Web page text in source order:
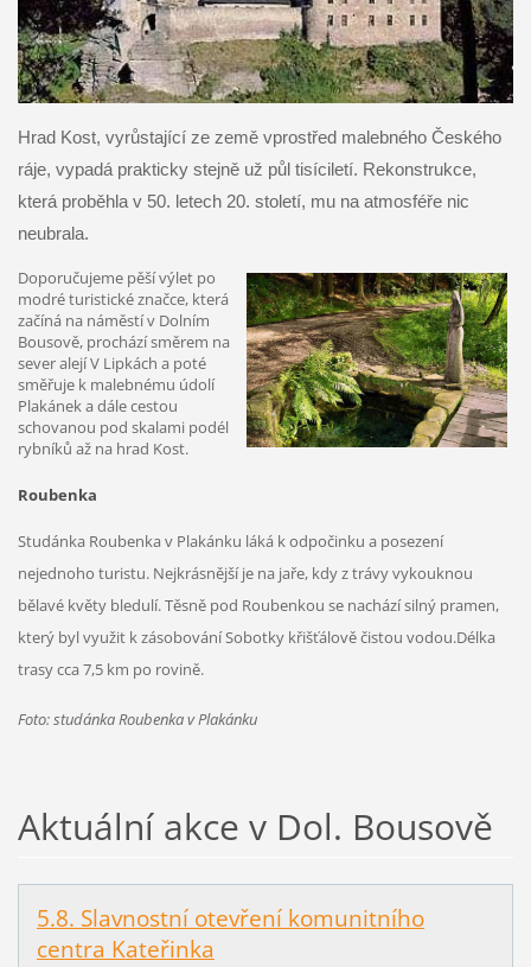
Hrad Kost, vyrůstající ze země vprostřed malebného Českého
ráje, vypadá prakticky stejně už půl tisíciletí. Rekonstrukce,
která proběhla v 50. letech 20. století, mu na atmosféře nic
neubrala.
Doporučujeme pěší výlet po
modré turistické značce, která
začíná na náměstí v Dolním
Bousově, prochází směrem na
sever alejí V Lipkách a poté
směřuje k malebnému údolí
Plakánek a dále cestou
schovanou pod skalami podél
rybníků až na hrad Kost.
Roubenka
Studánka Roubenka v Plakánku láká k odpočinku a posezení
nejednoho turistu. Nejkrásnější je na jaře, kdy z trávy vykouknou
bělavé květy bledulí. Těsně pod Roubenkou se nachází silný pramen,
který byl využit k zásobování Sobotky křišťálově čistou vodou.Délka
trasy cca 7,5 km po rovině.
Foto: studánka Roubenka v Plakánku
Aktuální akce v Dol. Bousově
5.8. Slavnostní otevření komunitního
centra Kateřinka